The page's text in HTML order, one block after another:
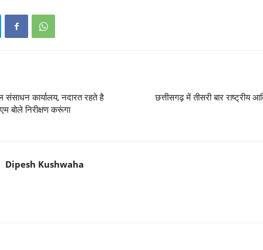
कार्यालय, नदारत रहते है
बोले निरीक्षण करूंगा
छत्तीसगढ़ में तीसरी बार राष्ट्रीय
Dipesh Kushwaha